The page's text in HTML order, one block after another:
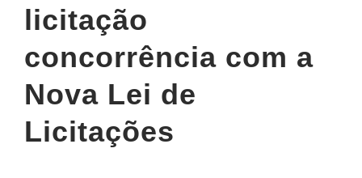
licitação
concorrência com a
Nova Lei de
Licitações